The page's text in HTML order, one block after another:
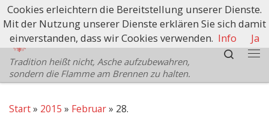
Zum Inhalt springen
Schützenbezirk Bozen
Tradition heißt nicht, Asche aufzubewahren,
sondern die Flamme am Brennen zu halten.
Search
Start» 2015 » Februar» 28.
Cookies erleichtern die Bereitstellung unserer Dienste.
Mit der Nutzung unserer Dienste erklären Sie sich damit
einverstanden, dass wir Cookies verwenden. Info Ja